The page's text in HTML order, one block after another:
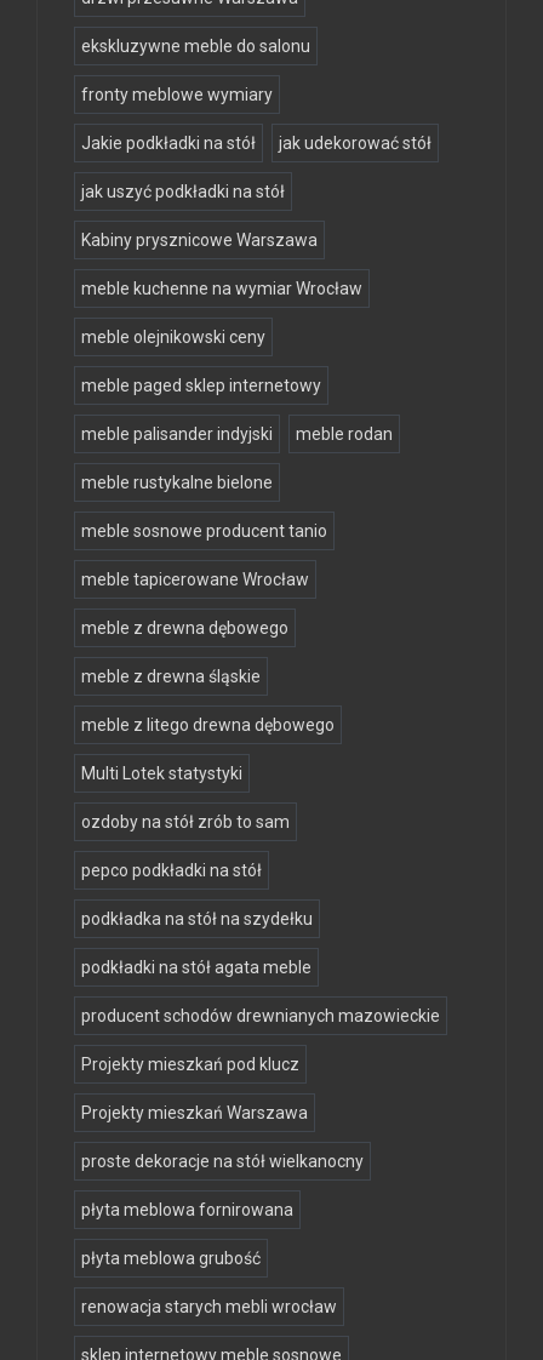
ekskluzywne meble do salonu
fronty meblowe wymiary
Jakie podkładki na stół jak udekorować stół
jak uszyć podkładki na stół
Kabiny prysznicowe Warszawa
meble kuchenne na wymiar Wrocław
meble olejnikowski ceny
meble paged sklep internetowy
meble palisander indyjski meble rodan
meble rustykalne bielone
meble sosnowe producent tanio
meble tapicerowane Wrocław
meble z drewna dębowego
meble z drewna śląskie
meble z litego drewna dębowego
Multi Lotek statystyki
ozdoby na stół zrób to sam
pepco podkładki na stół
podkładka na stół na szydełku
podkładki na stół agata meble
producent schodów drewnianych mazowieckie
Projekty mieszkań pod klucz
Projekty mieszkań Warszawa
proste dekoracje na stół wielkanocny
płyta meblowa fornirowana
płyta meblowa grubość
renowacja starych mebli wrocław
sklep internetowy meble sosnowe